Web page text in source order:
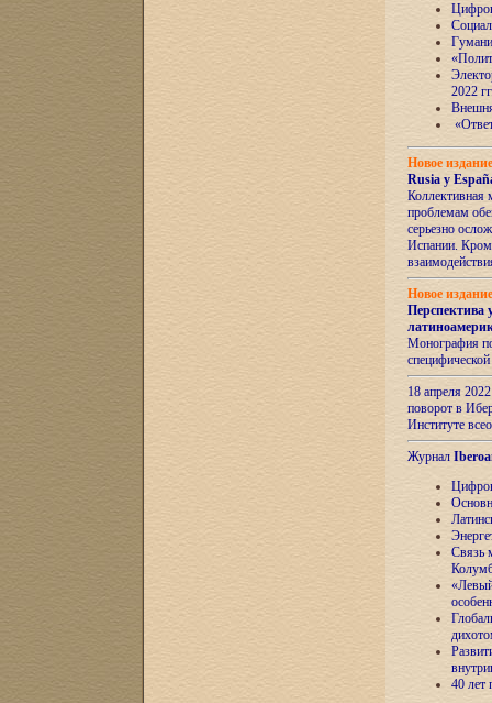
2022
Новое
Rusia y
Коллективная
проблемам
серьезно
Испании.
Новое
Перспектива
Монография
18 апреля
поворот в
Институте
Журнал
Связь
40 лет